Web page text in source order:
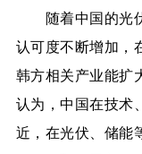
随着中国的光伏
认可度不断增加，
韩方相关产业能扩
认为，中国在技术
近，在光伏、储能